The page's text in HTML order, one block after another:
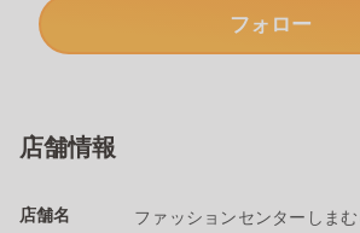
フォロー
店舗情報
店舗名 ファッションセンターしま